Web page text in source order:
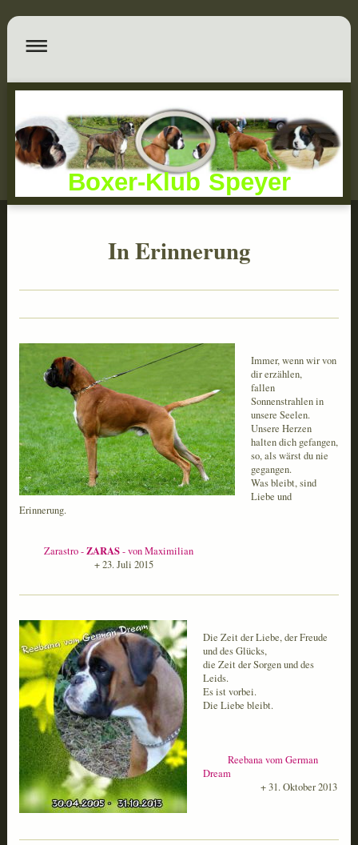
Boxer-Klub Speyer
In Erinnerung
Immer, wenn wir von
dir erzählen,
fallen
Sonnenstrahlen in
unsere Seelen.
Unsere Herzen
halten dich gefangen,
so, als wärst du nie
gegangen.
Was bleibt, sind
Liebe und
Erinnerung.
Zarastro -ZARAS- von Maximilian
+ 23. Juli 2015
Die Zeit der Liebe, der Freude
und des Glücks,
die Zeit der Sorgen und des
Leids.
Es ist vorbei.
Die Liebe bleibt.
Reebana vom German
Dream
+ 31. Oktober 2013